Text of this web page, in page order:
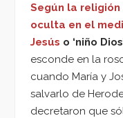
Según la religión
oculta en el
Jesús o ‘niño
esconde en la
cuando María y
salvarlo de
decretaron que